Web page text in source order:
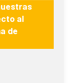
al
de